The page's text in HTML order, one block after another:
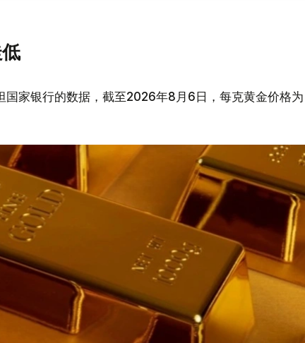
国家银行的数据，截至2026年8月6日，每克黄金价格为